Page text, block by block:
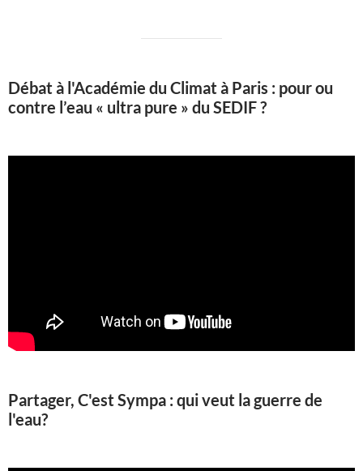
Débat à l'Académie du Climat à Paris : pour ou
contre l’eau « ultra pure » du SEDIF ?
Partager, C'est Sympa : qui veut la guerre de
l'eau?